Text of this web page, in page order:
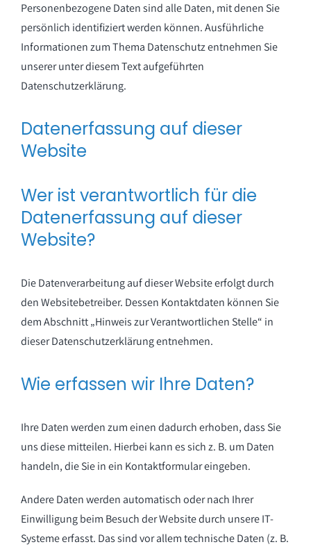
Personenbezogene Daten sind alle Daten, mit denen Sie
persönlich identifiziert werden können. Ausführliche
Informationen zum Thema Datenschutz entnehmen Sie
unserer unter diesem Text aufgeführten
Datenschutzerklärung.
Datenerfassung auf dieser
Website
Wer ist verantwortlich für die
Datenerfassung auf dieser
Website?
Die Datenverarbeitung auf dieser Website erfolgt durch
den Websitebetreiber. Dessen Kontaktdaten können Sie
dem Abschnitt „Hinweis zur Verantwortlichen Stelle“ in
dieser Datenschutzerklärung entnehmen.
Wie erfassen wir Ihre Daten?
Ihre Daten werden zum einen dadurch erhoben, dass Sie
uns diese mitteilen. Hierbei kann es sich z. B. um Daten
handeln, die Sie in ein Kontaktformular eingeben.
Andere Daten werden automatisch oder nach Ihrer
Einwilligung beim Besuch der Website durch unsere IT-
Systeme erfasst. Das sind vor allem technische Daten (z. B.